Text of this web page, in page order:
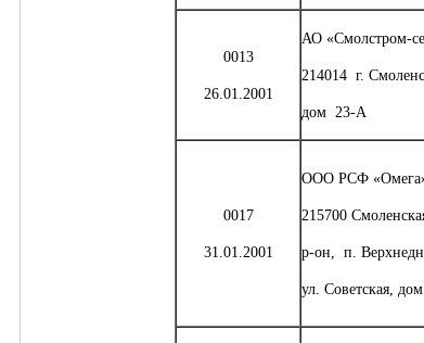
0013
26.01.2001
АО «Смолстром-
214014 г.
дом 23-А
0017
31.01.2001
ООО РСФ
215700
р-он, п.
ул. Советская,